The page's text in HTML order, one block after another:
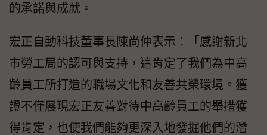
的承諾與成就。
宏正自動科技董事長陳尚仲表示：「感謝新北
市勞工局的認可與支持，這肯定了我們為中高
齡員工所打造的職場文化和友善共榮環境。獲
證不僅展現宏正友善對待中高齡員工的舉措獲
得肯定，也使我們能夠更深入地發掘他們的潛